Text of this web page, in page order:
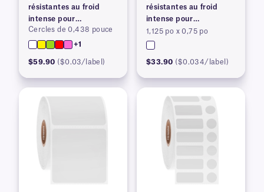
résistantes au froid
intense pour
imprimantes à transfert
thermique
Cercles de 0,438 pouce
+1
$59.90 ($0.03/label)
résistantes au froid
intense pour
imprimantes à transfert
thermique
1,125 po x 0,75 po
$33.90 ($0.034/label)